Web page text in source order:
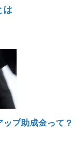
は
プ助成金って？